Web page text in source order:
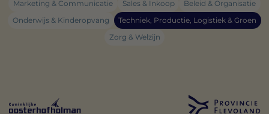
Marketing & Communicatie
Sales & Inkoop
Beleid & Organisatie
Onderwijs & Kinderopvang
Techniek, Productie, Logistiek & Groen
Zorg & Welzijn